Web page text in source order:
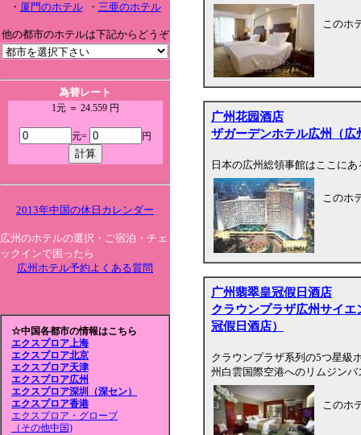
・ 厦門のホテル・ 三亜のホテル
他の都市のホテルは下記からどうぞ
為替レート
1元 ＝ 24.559 円
元= 円
2013年中国の休日カレンダー
広州のホテルの選択・ご宿泊・チェ
ックインで困ったら
広州ホテル予約よくある質問
☆中国各都市の情報はこちら
エクスプロア上海
エクスプロア北京
エクスプロア天津
エクスプロア広州
エクスプロア深圳（深セン）
エクスプロア香港
エクスプロア・グローブ
（その他中国)
このホ
广州花园酒店
ザガーデンホテル広州（広
日本の広州総領事館はここに
このホ
广州翡翠皇冠假日酒店
クラウンプラザ広州サイ
冠假日酒店）
クラウンプラザ系列の5つ星級
州白雲国際空港へのリムジン
このホ